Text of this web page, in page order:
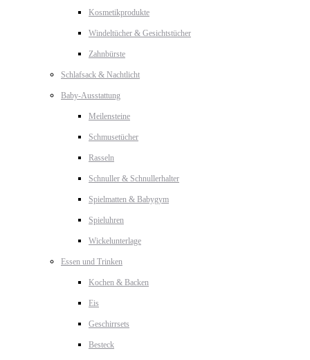
Kosmetikprodukte
Windeltücher & Gesichtstücher
Zahnbürste
Schlafsack & Nachtlicht
Baby-Ausstattung
Meilensteine
Schmusetücher
Rasseln
Schnuller & Schnullerhalter
Spielmatten & Babygym
Spieluhren
Wickelunterlage
Essen und Trinken
Kochen & Backen
Eis
Geschirrsets
Besteck